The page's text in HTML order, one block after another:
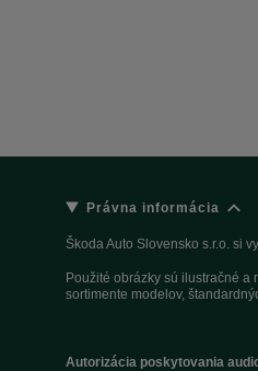
Právna informácia
Škoda Auto Slovensko s.r.o. si
Použité obrázky sú ilustračné
sortimente modelov,
Autorizácia poskytovania